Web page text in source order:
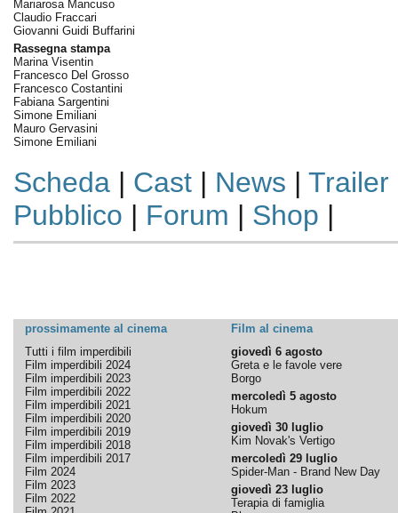
Mariarosa Mancuso
Claudio Fraccari
Giovanni Guidi Buffarini
Rassegna stampa
Marina Visentin
Francesco Del Grosso
Francesco Costantini
Fabiana Sargentini
Simone Emiliani
Mauro Gervasini
Simone Emiliani
Scheda| Cast| News | Trailer
Pubblico | Forum | Shop |
prossimamente al cinema
Film al cinema
Tutti i film imperdibili
Film imperdibili 2024
Film imperdibili 2023
Film imperdibili 2022
Film imperdibili 2021
Film imperdibili 2020
Film imperdibili 2019
Film imperdibili 2018
Film imperdibili 2017
Film 2024
Film 2023
Film 2022
giovedì 6 agosto
Greta e le favole vere
Borgo
mercoledì 5 agosto
Hokum
giovedì 30 luglio
Kim Novak's Vertigo
mercoledì 29 luglio
Spider-Man - Brand New Day
giovedì 23 luglio
Terapia di famiglia